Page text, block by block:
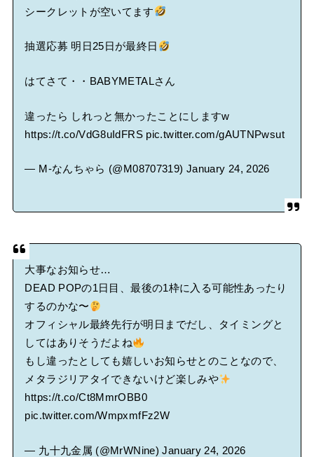
シークレットが空いてます
抽選応募 明日25日が最終日
はてさて・・BABYMETALさん
違ったら しれっと無かったことにしますw
https://t.co/VdG8uIdFRS pic.twitter.com/gAUTNPwsut
— M-なんちゃら (@M08707319) January 24, 2026
大事なお知らせ…
DEAD POPの1日目、最後の1枠に入る可能性あったり
するのかな〜
オフィシャル最終先行が明日までだし、タイミングと
してはありそうだよね
もし違ったとしても嬉しいお知らせとのことなので、
メタラジリアタイできないけど楽しみや
https://t.co/Ct8MmrOBB0
pic.twitter.com/WmpxmfFz2W
— 九十九金属 (@MrWNine)January 24, 2026